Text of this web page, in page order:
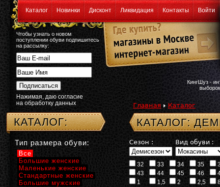
Каталог Новинки Дисконт Ликвидация Контакты Войти
Чтобы узнать о новом
поступлении обуви подпишитесь
на рассылку:
Нажимая, даю согласие
на обработку данных
КингШуз -
Главная Каталог
КАТАЛОГ:
Сезон : Вид обуви :
32 33 34 35
43
44 45 46
1
1,5 2 2,5
КАТАЛОГ:
Тип размера обуви:
Все
Большие женские
Маленькие женские
Стандартные женские
Большие мужские